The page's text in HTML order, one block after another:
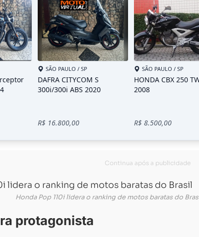
Honda Pop 110i lidera o ranking de motos baratas do
protagonista